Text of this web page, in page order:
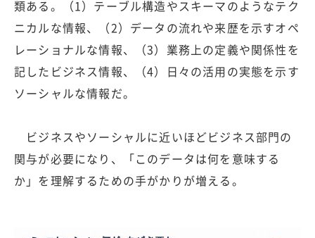
類ある。（1）テーブル構造やスキーマのようなテク
ニカルな情報、（2）データの流れや来歴を示すオペ
レーショナルな情報、（3）業務上の定義や関係性を
記したビジネス情報、（4）日々の活用の実態を示す
ソーシャルな情報だ。
ビジネスやソーシャルに近いほどビジネス部門の
関与が必要になり、「このデータは何を意味する
か」を理解するための手がかりが増える。